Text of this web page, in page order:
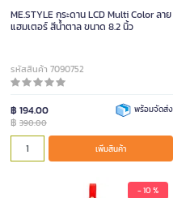
ME.STYLE กระดาน LCD Multi Color ลาย
แฮมเตอร์ สีน้ำตาล ขนาด 8.2 นิ้ว
รหัสสินค้า 7090752
฿ 194.00
฿ 390.00
พร้อมจัดส่ง
เพิ่มสินค้า
- 10 %